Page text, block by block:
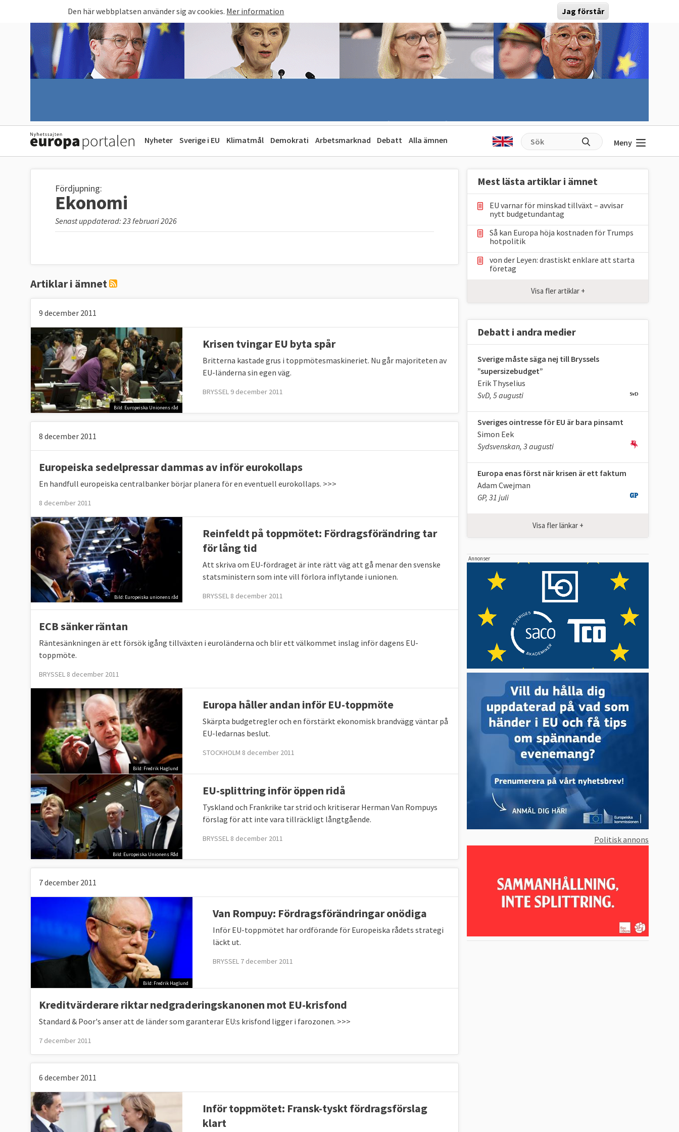
Den här webbplatsen använder sig av cookies. Mer information Jag förstår
Nyheter Sverige i EU Klimatmål Demokrati Arbetsmarknad Debatt Alla ämnen Meny
Fördjupning:
Ekonomi
Senast uppdaterad: 23 februari 2026
Artiklar i ämnet
9 december 2011
Bild: Europeiska Unionens råd
Krisen tvingar EU byta spår
Britterna kastade grus i toppmötesmaskineriet. Nu går majoriteten av
EU-länderna sin egen väg.
BRYSSEL 9 december 2011
8 december 2011
Europeiska sedelpressar dammas av inför eurokollaps
En handfull europeiska centralbanker börjar planera för en eventuell eurokollaps. >>>
8 december 2011
Bild: Europeiska unionens råd
Reinfeldt på toppmötet: Fördragsförändring tar
för lång tid
Att skriva om EU-fördraget är inte rätt väg att gå menar den svenske
statsministern som inte vill förlora inflytande i unionen.
BRYSSEL 8 december 2011
ECB sänker räntan
Räntesänkningen är ett försök igång tillväxten i euroländerna och blir ett välkommet inslag inför dagens EU-
toppmöte.
BRYSSEL 8 december 2011
Bild: Fredrik Haglund
Europa håller andan inför EU-toppmöte
Skärpta budgetregler och en förstärkt ekonomisk brandvägg väntar på
EU-ledarnas beslut.
STOCKHOLM 8 december 2011
Bild: Europeiska Unionens Råd
EU-splittring inför öppen ridå
Tyskland och Frankrike tar strid och kritiserar Herman Van Rompuys
förslag för att inte vara tillräckligt långtgående.
BRYSSEL 8 december 2011
7 december 2011
Bild: Fredrik Haglund
Van Rompuy: Fördragsförändringar onödiga
Inför EU-toppmötet har ordförande för Europeiska rådets strategi
läckt ut.
BRYSSEL 7 december 2011
Kreditvärderare riktar nedgraderingskanonen mot EU-krisfond
Standard & Poor's anser att de länder som garanterar EU:s krisfond ligger i farozonen. >>>
7 december 2011
6 december 2011
Inför toppmötet: Fransk-tyskt fördragsförslag
klart
Mest lästa artiklar i ämnet
EU varnar för minskad tillväxt – avvisar
nytt budgetundantag
Så kan Europa höja kostnaden för Trumps
hotpolitik
von der Leyen: drastiskt enklare att starta
företag
Visa fler artiklar +
Debatt i andra medier
Sverige måste säga nej till Bryssels
”supersizebudget”
Erik Thyselius
SvD, 5 augusti
Sveriges ointresse för EU är bara pinsamt
Simon Eek
Sydsvenskan, 3 augusti
Europa enas först när krisen är ett faktum
Adam Cwejman
GP, 31 juli
Visa fler länkar +
Annonser
Politisk annons